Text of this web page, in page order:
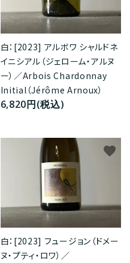
白：[2023] アルボワ シャルドネ
イニシアル（ジェローム・アルヌ
ー）／Arbois Chardonnay
Initial（Jérôme Arnoux）
6,820円(税込)
白：[2023] フュージョン（ドメー
ヌ・プティ・ロワ）／
favorite